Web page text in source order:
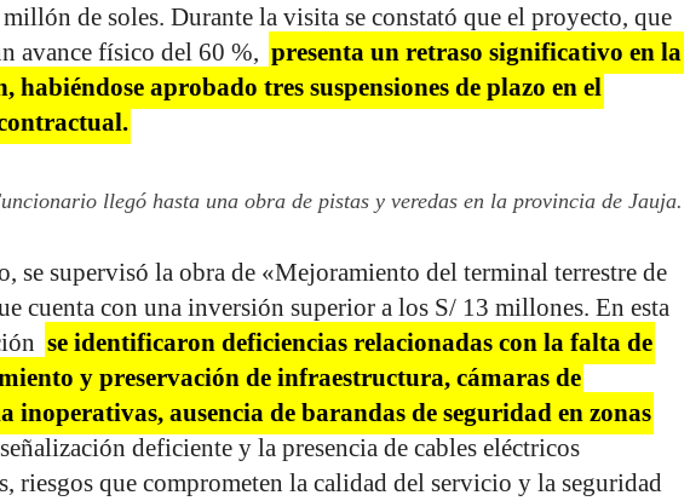
millón de soles. Durante la visita se constató que el proyecto, que
avance físico del 60 %, presenta un retraso significativo en la
habiéndose aprobado tres suspensiones de plazo en el
llegó hasta una obra de pistas y veredas en la provincia de Jauja.
se supervisó la obra de «Mejoramiento del terminal terrestre de
cuenta con una inversión superior a los S/ 13 millones. En esta
se identificaron deficiencias relacionadas con la falta de
y preservación de infraestructura, cámaras de
inoperativas, ausencia de barandas de seguridad en zonas
señalización deficiente y la presencia de cables eléctricos
riesgos que comprometen la calidad del servicio y la seguridad